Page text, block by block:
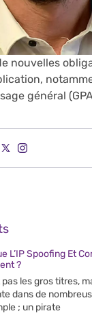
nouvelles
général
L’IP Spoofing Et
?
pas les gros titres,
dans de
; un pirate